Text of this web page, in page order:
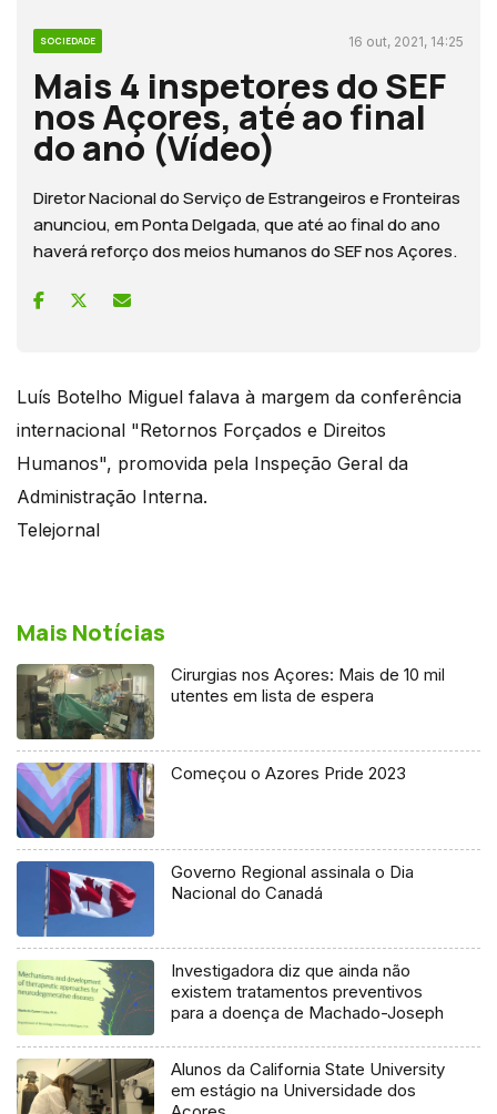
SOCIEDADE 16 out, 2021, 14:25
Mais 4 inspetores do SEF
nos Açores, até ao final
do ano (Vídeo)
Diretor Nacional do Serviço de Estrangeiros e Fronteiras
anunciou, em Ponta Delgada, que até ao final do ano
haverá reforço dos meios humanos do SEF nos Açores.
Luís Botelho Miguel falava à margem da conferência
internacional "Retornos Forçados e Direitos
Humanos", promovida pela Inspeção Geral da
Administração Interna.
Telejornal
Mais Notícias
Cirurgias nos Açores: Mais de 10 mil
utentes em lista de espera
Começou o Azores Pride 2023
Governo Regional assinala o Dia
Nacional do Canadá
Investigadora diz que ainda não
existem tratamentos preventivos
para a doença de Machado-Joseph
Alunos da California State University
em estágio na Universidade dos